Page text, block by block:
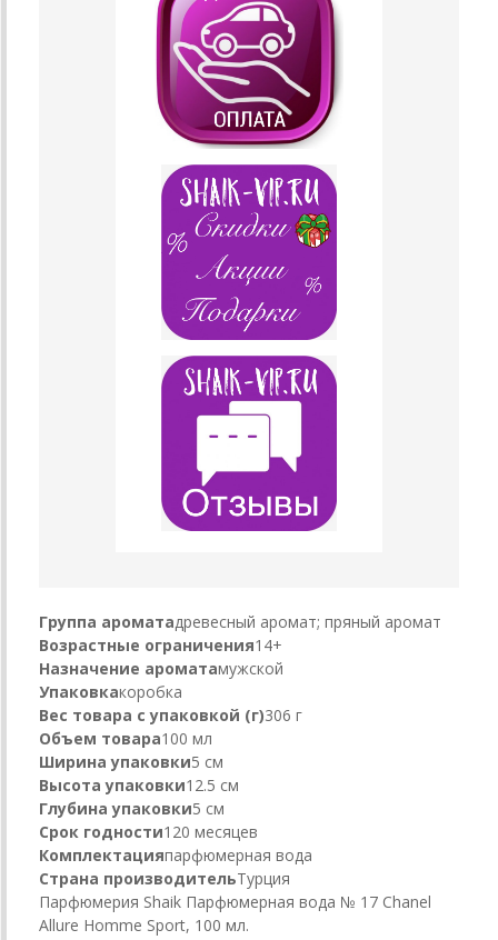
Группа ароматадревесный аромат; пряный аромат
Возрастные ограничения14+
Назначение ароматамужской
Упаковкакоробка
Вес товара с упаковкой (г)306 г
Объем товара100 мл
Ширина упаковки5 см
Высота упаковки12.5 см
Глубина упаковки5 см
Срок годности120 месяцев
Комплектацияпарфюмерная вода
Страна производительТурция
Парфюмерия Shaik Парфюмерная вода № 17 Chanel
Allure Homme Sport, 100 мл.